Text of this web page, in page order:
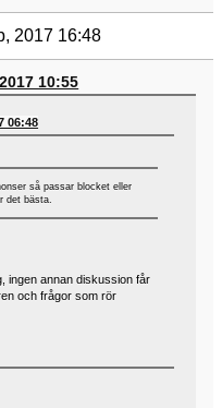
2017 16:48
10:55
06:48
så passar blocket eller
det bästa.
ingen annan diskussion får
och frågor som rör